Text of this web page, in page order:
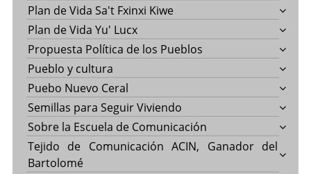
Plan de Vida Sa't Fxinxi Kiwe
Plan de Vida Yu' Lucx
Propuesta Política de los Pueblos
Pueblo y cultura
Puebo Nuevo Ceral
Semillas para Seguir Viviendo
Sobre la Escuela de Comunicación
Tejido de Comunicación ACIN, Ganador del
Bartolomé